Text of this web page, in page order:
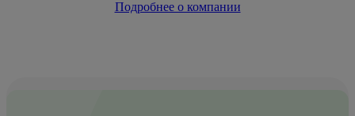
Подробнее о компании